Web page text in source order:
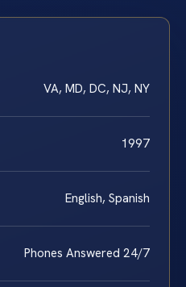
VA, MD, DC, NJ, NY
1997
English, Spanish
Phones Answered 24/7